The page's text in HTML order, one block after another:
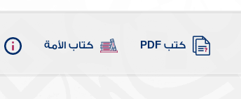
كتب PDF كتاب الأمة